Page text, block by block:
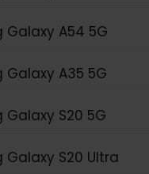
Galaxy A54 5G
Galaxy A35 5G
Galaxy S20 5G
Galaxy S20 Ultra